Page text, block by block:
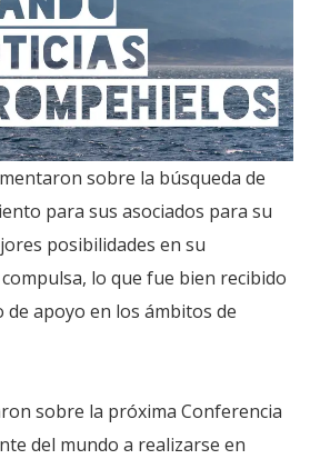
sobre la búsqueda de
para sus asociados para su
posibilidades en su
lo que fue bien recibido
apoyo en los ámbitos de
sobre la próxima Conferencia
del mundo a realizarse en